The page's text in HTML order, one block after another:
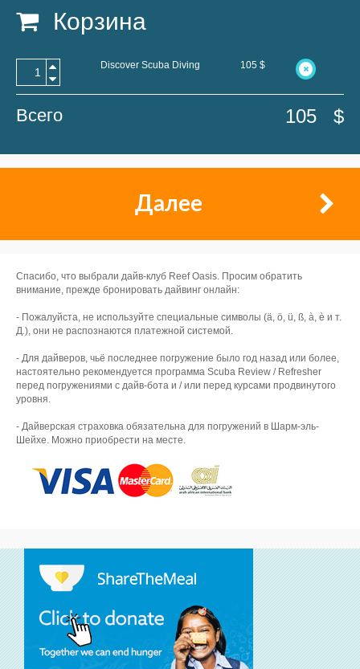
Корзина
Discover Scuba Diving 105 $
Всего 105 $
Далее
Спасибо, что выбрали дайв-клуб Reef Oasis. Просим обратить
внимание, прежде бронировать дайвинг онлайн:
- Пожалуйста, не используйте специальные символы (ä, ö, ü, ß, à, è и т.
Д.), они не распознаются платежной системой.
- Для дайверов, чьё последнее погружение было год назад или более,
настоятельно рекомендуется программа Scuba Review / Refresher
перед погружениями с дайв-бота и / или перед курсами продвинутого
уровня.
- Дайверская страховка обязательна для погружений в Шарм-эль-
Шейхе. Можно приобрести на месте.